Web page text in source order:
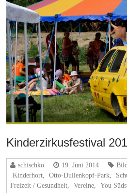
Kinderzirkusfestival
schischko 19. Juni 2014 Bild
Kinderhort
Otto-Dullenkopf-Park
Freizeit / Gesundheit
Vereine You